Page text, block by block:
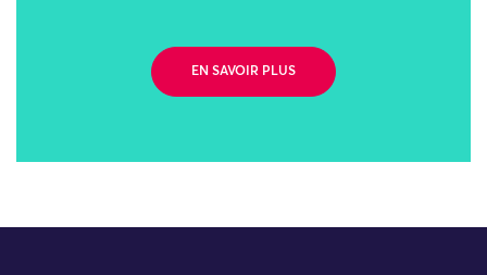
EN SAVOIR PLUS